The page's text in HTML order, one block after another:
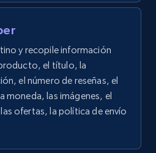
y recopile información
el título, la
el número de reseñas, el
moneda, las imágenes, el
ofertas, la política de envío